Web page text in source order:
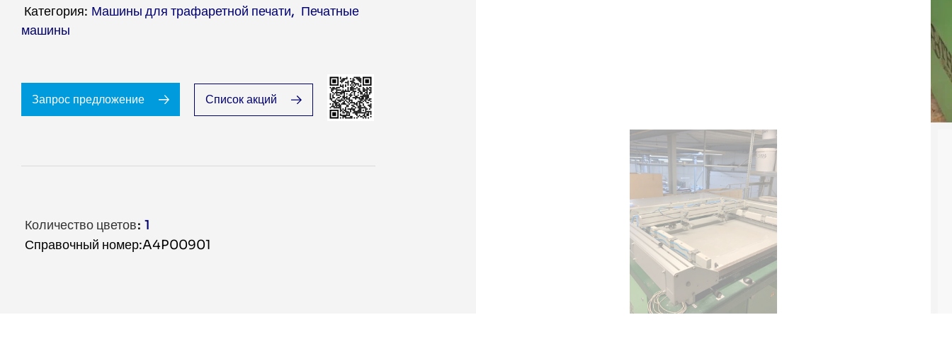
Машины для трафаретной печати
Печатные
машины
Запрос предложение Список акций
Количество цветов 1
Справочный номер:A4P00901